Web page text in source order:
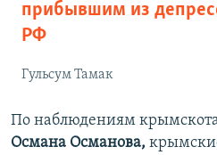
прибывшим из
РФ
Гульсум Тамак
По наблюдениям
Османа Османова,